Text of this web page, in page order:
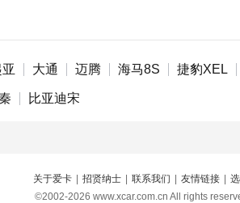
大通 迈腾 海马8S 捷豹XEL
比亚迪宋
关于爱卡 招贤纳士 联系我们 友情链接
©2002-2026 www.xcar.com.cn All rights